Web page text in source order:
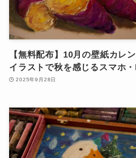
【無料配布】10月の壁紙カレ
イラストで秋を感じるスマホ
2025年9月28日